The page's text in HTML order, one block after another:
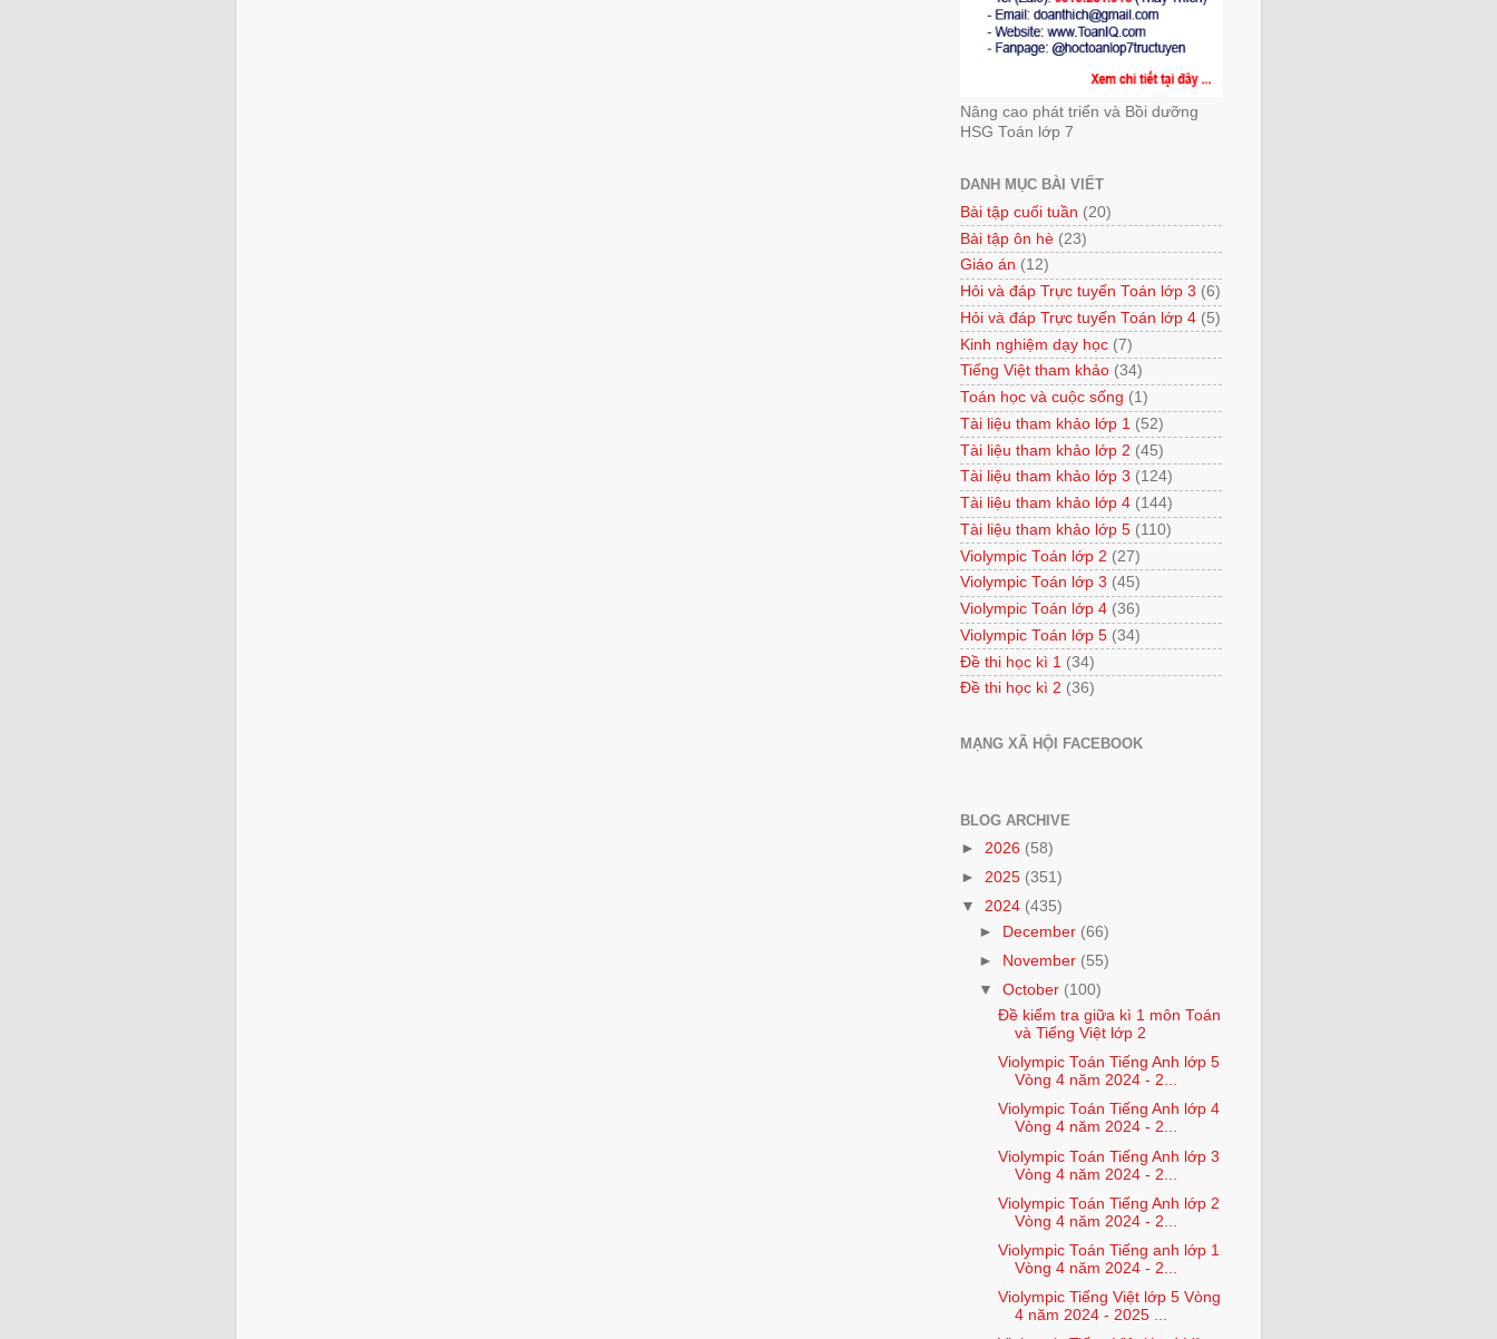
Nâng cao phát triển và Bồi dưỡng
HSG Toán lớp 7
DANH MỤC BÀI VIẾT
Bài tập cuối tuần (20)
Bài tập ôn hè (23)
Giáo án (12)
Hỏi và đáp Trực tuyến Toán lớp 3 (6)
Hỏi và đáp Trực tuyến Toán lớp 4 (5)
Kinh nghiệm dạy học (7)
Tiếng Việt tham khảo (34)
Toán học và cuộc sống (1)
Tài liệu tham khảo lớp 1 (52)
Tài liệu tham khảo lớp 2 (45)
Tài liệu tham khảo lớp 3 (124)
Tài liệu tham khảo lớp 4 (144)
Tài liệu tham khảo lớp 5 (110)
Violympic Toán lớp 2 (27)
Violympic Toán lớp 3 (45)
Violympic Toán lớp 4 (36)
Violympic Toán lớp 5 (34)
Đề thi học kì 1 (34)
Đề thi học kì 2 (36)
MẠNG XÃ HỘI FACEBOOK
BLOG ARCHIVE
► 2026 (58)
► 2025 (351)
▼ 2024 (435)
►
December (66)
►
November (55)
▼October (100)
Đề kiểm tra giữa kì 1 môn Toán
và Tiếng Việt lớp 2
Violympic Toán Tiếng Anh lớp 5
Vòng 4 năm 2024 - 2...
Violympic Toán Tiếng Anh lớp 4
Vòng 4 năm 2024 - 2...
Violympic Toán Tiếng Anh lớp 3
Vòng 4 năm 2024 - 2...
Violympic Toán Tiếng Anh lớp 2
Vòng 4 năm 2024 - 2...
Violympic Toán Tiếng anh lớp 1
Vòng 4 năm 2024 - 2...
Violympic Tiếng Việt lớp 5 Vòng
4 năm 2024 - 2025 ...